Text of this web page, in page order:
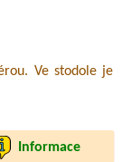
Ve stodole je
Informace